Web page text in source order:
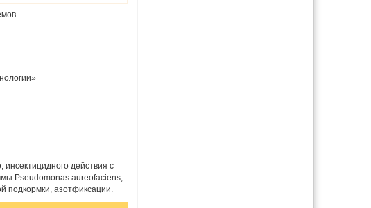
действия с
Pseudomonas aureofaciens,
подкормки, азотфиксации.